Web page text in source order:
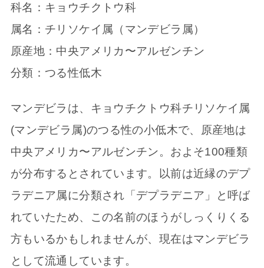
科名：キョウチクトウ科
属名：チリソケイ属（マンデビラ属）
原産地：中央アメリカ〜アルゼンチン
分類：つる性低木
マンデビラは、キョウチクトウ科チリソケイ属
(マンデビラ属)のつる性の小低木で、原産地は
中央アメリカ〜アルゼンチン。およそ100種類
が分布するとされています。以前は近縁のデプ
ラデニア属に分類され「デプラデニア」と呼ば
れていたため、この名前のほうがしっくりくる
方もいるかもしれませんが、現在はマンデビラ
として流通しています。